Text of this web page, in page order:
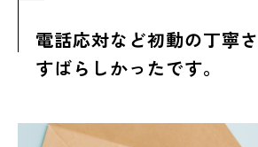
電話応対など初動の丁寧
すばらしかったです。